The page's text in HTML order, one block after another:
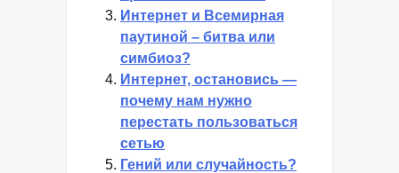
Интернет и Всемирная
паутиной – битва или
симбиоз?
Интернет, остановись —
почему нам нужно
перестать пользоваться
сетью
Гений или случайность?